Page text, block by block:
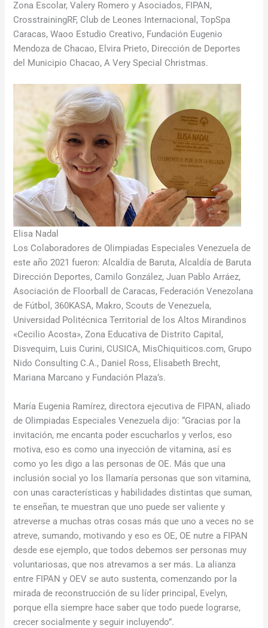
Zona Escolar, Valery Romero y Asociados, FIPAN,
CrosstrainingRF, Club de Leones Internacional, TopSpa
Caracas, Waoo Estudio Creativo, Fundación Eugenio
Mendoza de Chacao, Elvira Prieto, Dirección de Deportes
del Municipio Chacao, A Very Special Christmas.
Elisa Nadal
Los Colaboradores de Olimpiadas Especiales Venezuela de
este año 2021 fueron: Alcaldía de Baruta, Alcaldía de Baruta
Dirección Deportes, Camilo González, Juan Pablo Arráez,
Asociación de Floorball de Caracas, Federación Venezolana
de Fútbol, 360KASA, Makro, Scouts de Venezuela,
Universidad Politécnica Territorial de los Altos Mirandinos
«Cecilio Acosta», Zona Educativa de Distrito Capital,
Disvequim, Luis Curini, CUSICA, MisChiquiticos.com, Grupo
Nido Consulting C.A., Daniel Ross, Elisabeth Brecht,
Mariana Marcano y Fundación Plaza’s.
María Eugenia Ramírez, directora ejecutiva de FIPAN, aliado
de Olimpiadas Especiales Venezuela dijo: “Gracias por la
invitación, me encanta poder escucharlos y verlos, eso
motiva, eso es como una inyección de vitamina, así es
como yo les digo a las personas de OE. Más que una
inclusión social yo los llamaría personas que son vitamina,
con unas características y habilidades distintas que suman,
te enseñan, te muestran que uno puede ser valiente y
atreverse a muchas otras cosas más que uno a veces no se
atreve, sumando, motivando y eso es OE, OE nutre a FIPAN
desde ese ejemplo, que todos debemos ser personas muy
voluntariosas, que nos atrevamos a ser más. La alianza
entre FIPAN y OEV se auto sustenta, comenzando por la
mirada de reconstrucción de su líder principal, Evelyn,
porque ella siempre hace saber que todo puede lograrse,
crecer socialmente y seguir incluyendo”.